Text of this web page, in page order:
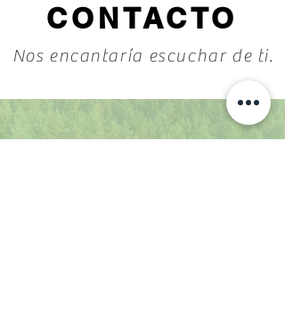
CONTACTO
Nos encantaría escuchar de ti.